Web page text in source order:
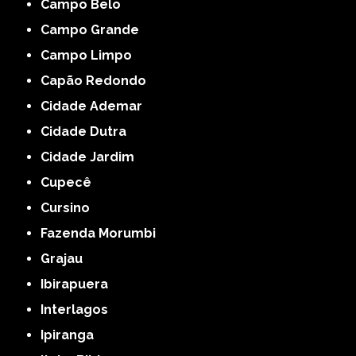
Campo Belo
Campo Grande
Campo Limpo
Capão Redondo
Cidade Ademar
Cidade Dutra
Cidade Jardim
Cupecê
Cursino
Fazenda Morumbi
Grajau
Ibirapuera
Interlagos
Ipiranga